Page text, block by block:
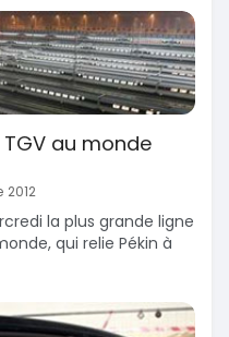
au monde
la plus grande ligne
qui relie Pékin à